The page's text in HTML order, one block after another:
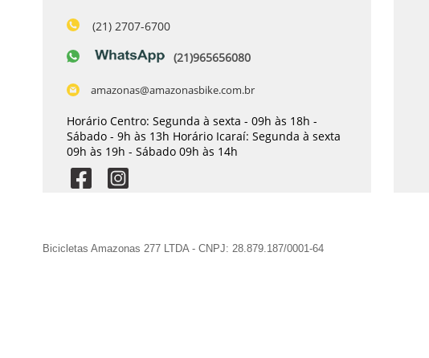
(21) 2707-6700
(21)965656080
amazonas@amazonasbike.com.br
Horário Centro: Segunda à sexta - 09h às 18h -
Sábado - 9h às 13h Horário Icaraí: Segunda à sexta
09h às 19h - Sábado 09h às 14h
Bicicletas Amazonas 277 LTDA - CNPJ: 28.879.187/0001-64